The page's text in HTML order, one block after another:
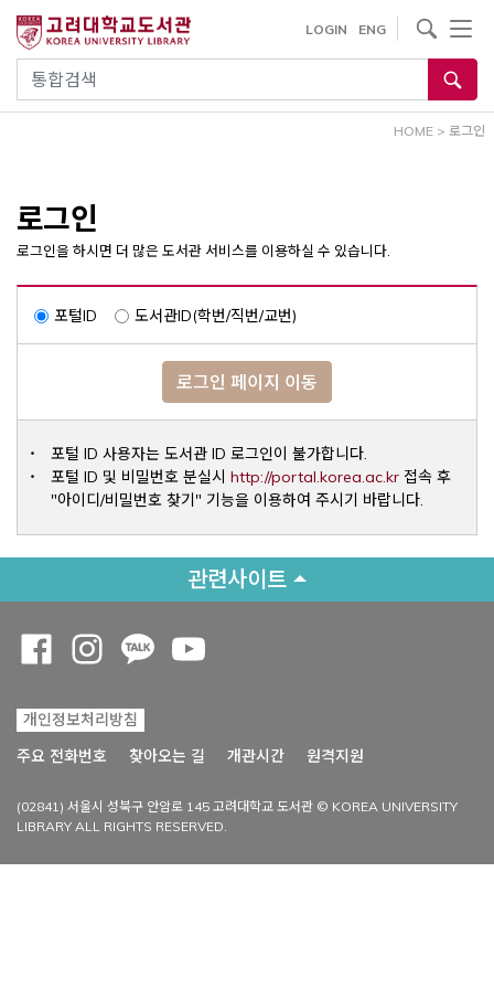
건
통합검색
LOGIN ENG
사이트내 검색
HOME > 로그인
로그인
로그인을 하시면 더 많은 도서관 서비스를 이용하실 수 있습니다.
포털ID 도서관ID(학번/직번/교번)
로그인 페이지 이동
포털 ID 사용자는 도서관 ID 로그인이 불가합니다.
포털 ID 및 비밀번호 분실시 http://portal.korea.ac.krOpens a
접속 후
"아이디/비밀번호 찾기" 기능을 이용하여 주시기 바랍니다.
관련사이트
개인정보처리방침
주요 전화번호
찾아오는 길 개관시간 원격지원
(02841) 서울시 성북구 안암로 145 고려대학교 도서관 © KOREA UNIVERSITY
LIBRARY ALL RIGHTS RESERVED.
Opens a new window
Opens a new window
Opens a new window